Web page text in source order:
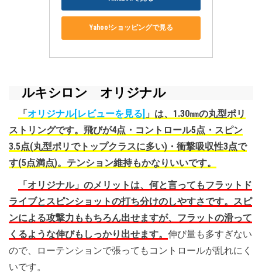
Yahoo!ショッピングで見る
ルキシロン オリジナル
「オリジナル[レビューを見る] 」は、1.30㎜の丸型ポリ
ストリングです。飛びが4点・コントロール5点・スピン
3.5点(丸型ポリでトップクラスに多い)・衝撃吸収性3点で
す(5点満点)。テンション維持もかなりいいです。
「オリジナル」のメリットは、何と言ってもフラットド
ライブとスピンショットの打ち分けのしやすさです。スピ
ンによる攻撃力ももちろん出せますが、フラットの滑って
くるような伸びもしっかり出せます。 伸び量も多すぎない
ので、ローテンションで張ってもコントロールが乱れにく
いです。